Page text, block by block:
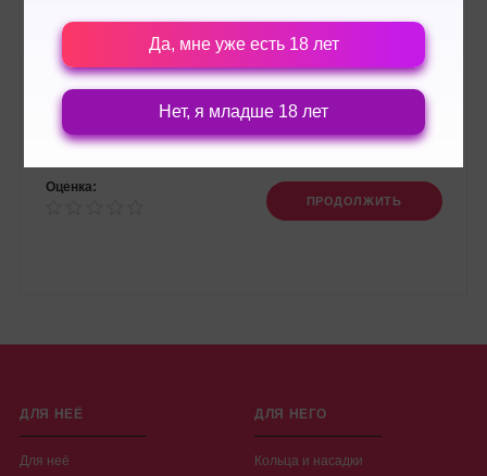
Да, мне уже есть 18 лет
Нет, я младше 18 лет
Оценка:
ПРОДОЛЖИТЬ
ДЛЯ НЕЁ
Для неё
ДЛЯ НЕГО
Кольца и насадки